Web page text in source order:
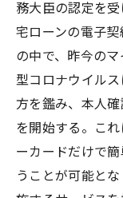
務大臣の認定を
宅ローンの電子
の中で、昨今の
型コロナウイル
方を鑑み、本人
を開始する。こ
ーカードだけで
うことが可能と